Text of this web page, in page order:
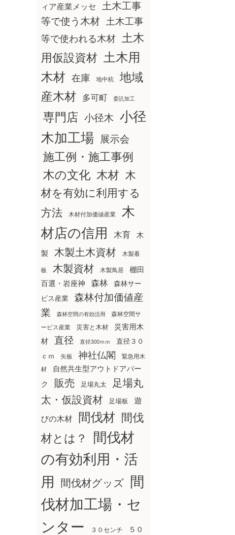
ィア産業メッセ
土木工事
等で使う木材
土木工事
等で使われる木材
土木
用仮設資材 土木用
木材 在庫 地中杭
地域
産木材
多可町 委託加工
専門店 小径木 小径
木加工場
展示会
施工例・施工事例
木の文化 木材 木
材を有効に利用する
方法
木材付加価値産業
木
材店の信用
木育 木
製 木製土木資材 木製看
板 木製資材 木製鳥居
棚田
百選・岩座神
森林
森林サー
ビス産業
森林付加価値産
業
森林空間の有効活用
森林空間サ
ービス産業
災害と木材
災害用木
材
直径 直径300ｍｍ
直径３０
ｃｍ
矢板 神社仏閣
緊急用木
材
自然共生型アウトドアパー
ク
販売 足場丸太
足場丸
太・仮設資材
足場板 遊
びの木材 間伐材 間伐
材とは？
間伐材
の有効利用・活
用
間伐材グッズ
間
伐材加工場・セ
ンター
３０センチ ５０